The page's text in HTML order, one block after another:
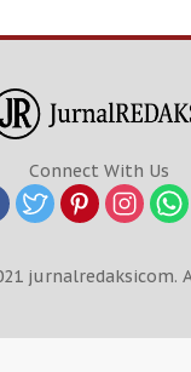
Connect With Us
jurnalredaksicom.